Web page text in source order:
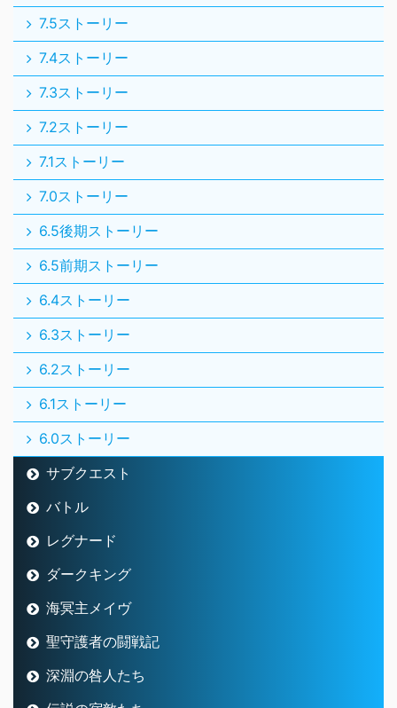
7.5ストーリー
7.4ストーリー
7.3ストーリー
7.2ストーリー
7.1ストーリー
7.0ストーリー
6.5後期ストーリー
6.5前期ストーリー
6.4ストーリー
6.3ストーリー
6.2ストーリー
6.1ストーリー
6.0ストーリー
サブクエスト
バトル
レグナード
ダークキング
海冥主メイヴ
聖守護者の闘戦記
深淵の咎人たち